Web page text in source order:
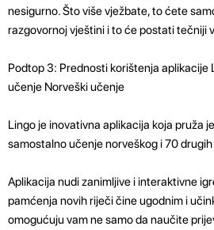
nesigurno. Što više vježbate, to ćete
razgovornoj vještini i to će postati tečniji
Podtop 3: Prednosti korištenja aplikacije
učenje Norveški učenje
Lingo je inovativna aplikacija koja pruža
samostalno učenje norveškog i 70 drugih
Aplikacija nudi zanimljive i interaktivne
pamćenja novih riječi čine ugodnim i
omogućuju vam ne samo da naučite